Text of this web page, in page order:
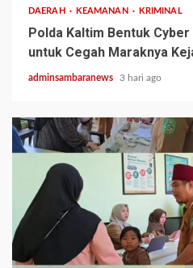
DAERAH KEAMANAN KRIMINAL
Polda Kaltim Bentuk
untuk Cegah Maraknya
adminsambaranews 3 hari ago